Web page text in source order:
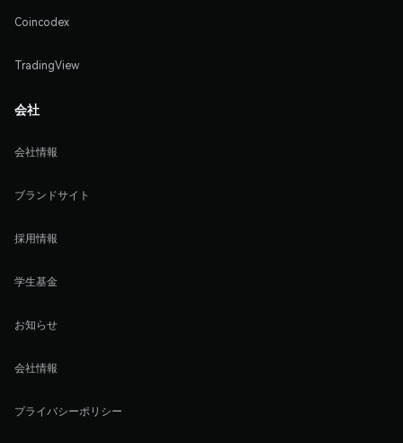
Coincodex
TradingView
会社
会社情報
ブランドサイト
採用情報
学生基金
お知らせ
会社情報
プライバシーポリシー